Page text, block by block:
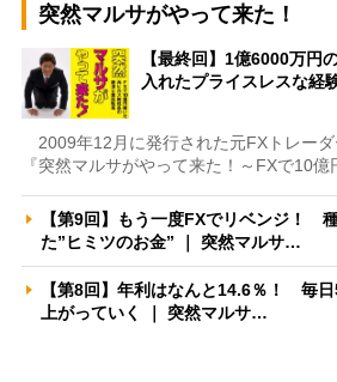
突然マルサがやって来た！
【最終回】1億6000万円
入れたプライスレスな
2009年12月に発行された元FXトレー
『突然マルサがやって来た！～FXで10億
【第9回】もう一度FXでリベンジ！
た”ヒミツのお金” ｜ 突然マルサ…
【第8回】年利はなんと14.6％！ 毎
上がっていく ｜ 突然マルサ…